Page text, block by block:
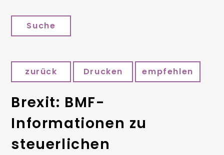
Suche
zurück Drucken empfehlen
Brexit: BMF-
Informationen zu
steuerlichen